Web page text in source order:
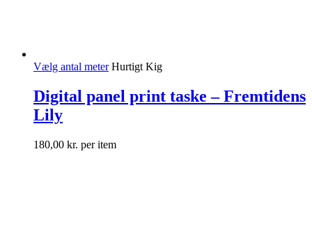
Vælg antal meter Hurtigt Kig
Digital panel print taske – Fremtidens
Lily
180,00 kr. per item